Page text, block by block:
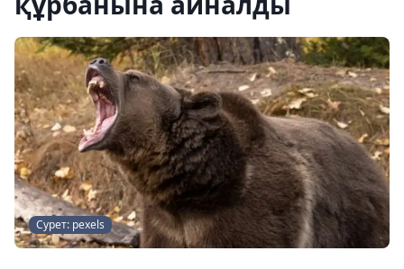
Сурет: pexels